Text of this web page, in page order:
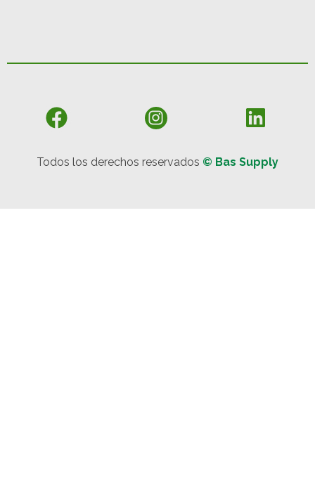
Todos los derechos reservados © Bas Supply